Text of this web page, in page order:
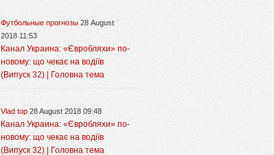
Футбольные прогнозы 28 August
2018 11:53
Канал Украина: «Євробляхи» по-
новому: що чекає на водіїв
(Випуск 32) | Головна тема
Vlad top 28 August 2018 09:48
Канал Украина: «Євробляхи» по-
новому: що чекає на водіїв
(Випуск 32) | Головна тема